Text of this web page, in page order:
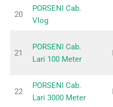
20
PORSENI Cab.
Vlog
21
PORSENI Cab.
Lari 100 Meter
22
PORSENI Cab.
Lari 3000 Meter